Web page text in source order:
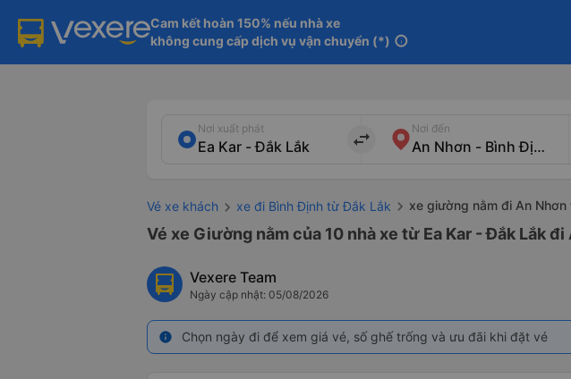
Cam kết hoàn 150% nếu nhà xe
không cung cấp dịch vụ vận chuyển (*) info
Nơi xuất phát
import_export
Nơi đến
Vé xe khách xe đi Bình Định từ Đắk Lắk xe giường nằm đi An Nhơn
Vé xe Giường nằm của 10 nhà xe từ Ea Kar - Đắk Lắk
Vexere Team
Ngày cập nhật: 05/08/2026
info Chọn ngày đi để xem giá vé, số ghế trống và ưu đãi khi đặt vé